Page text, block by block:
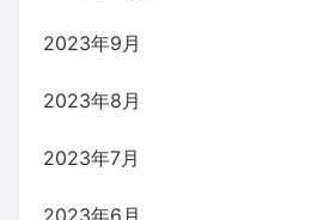
2023年9月
2023年8月
2023年7月